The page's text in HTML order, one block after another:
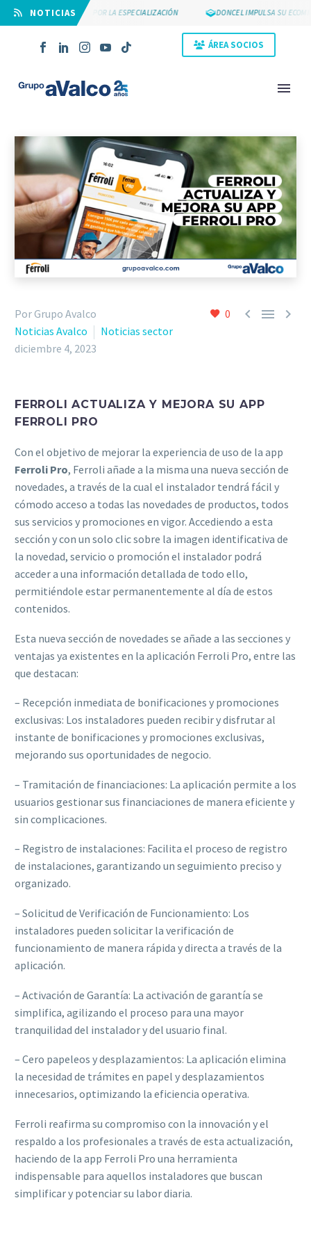
⠀NOTICIAS
SUYCAL 2000 APUESTA POR LA ESPECIALIZACIÓN DONCEL IMPULSA SU
ÁREA SOCIOS
0   
Por Grupo Avalco
Noticias Avalco
Noticias sector
diciembre 4, 2023
FERROLI ACTUALIZA Y MEJORA SU APP
FERROLI PRO
Con el objetivo de mejorar la experiencia de uso de la app
Ferroli Pro, Ferroli añade a la misma una nueva sección de
novedades, a través de la cual el instalador tendrá fácil y
cómodo acceso a todas las novedades de productos, todos
sus servicios y promociones en vigor. Accediendo a esta
sección y con un solo clic sobre la imagen identificativa de
la novedad, servicio o promoción el instalador podrá
acceder a una información detallada de todo ello,
permitiéndole estar permanentemente al día de estos
contenidos.
Esta nueva sección de novedades se añade a las secciones y
ventajas ya existentes en la aplicación Ferroli Pro, entre las
que destacan:
– Recepción inmediata de bonificaciones y promociones
exclusivas: Los instaladores pueden recibir y disfrutar al
instante de bonificaciones y promociones exclusivas,
mejorando sus oportunidades de negocio.
– Tramitación de financiaciones: La aplicación permite a los
usuarios gestionar sus financiaciones de manera eficiente y
sin complicaciones.
– Registro de instalaciones: Facilita el proceso de registro
de instalaciones, garantizando un seguimiento preciso y
organizado.
– Solicitud de Verificación de Funcionamiento: Los
instaladores pueden solicitar la verificación de
funcionamiento de manera rápida y directa a través de la
aplicación.
– Activación de Garantía: La activación de garantía se
simplifica, agilizando el proceso para una mayor
tranquilidad del instalador y del usuario final.
– Cero papeleos y desplazamientos: La aplicación elimina
la necesidad de trámites en papel y desplazamientos
innecesarios, optimizando la eficiencia operativa.
Ferroli reafirma su compromiso con la innovación y el
respaldo a los profesionales a través de esta actualización,
haciendo de la app Ferroli Pro una herramienta
indispensable para aquellos instaladores que buscan
simplificar y potenciar su labor diaria.